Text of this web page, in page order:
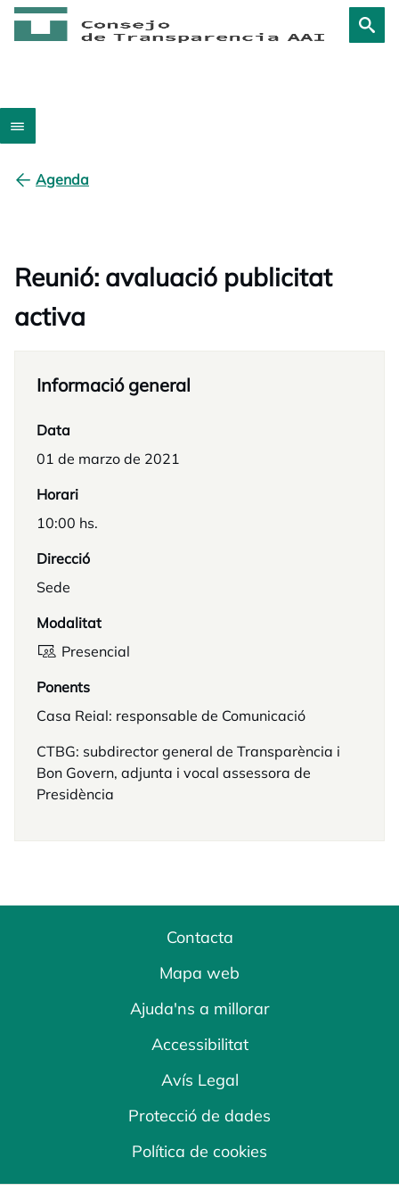
Agenda
Reunió: avaluació publicitat
activa
Informació general
Data
01 de marzo de 2021
Horari
10:00 hs.
Direcció
Sede
Modalitat
Presencial
Ponents
Casa Reial: responsable de Comunicació
CTBG: subdirector general de Transparència i
Bon Govern, adjunta i vocal assessora de
Presidència
Contacta
Mapa web
Ajuda'ns a millorar
Accessibilitat
Avís Legal
Protecció de dades
Política de cookies